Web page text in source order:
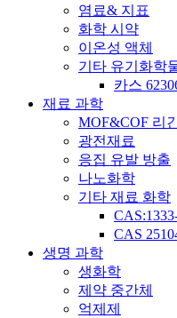
염료& 지표
화학 시약
이온성 액체
기타 유기화학
카스
재료 과학
MOF&COF 리
광전재료
응집 유발 방출
나노화학
기타 재료 화학
CAS
생명 과학
생화학
제약 중간체
억제제